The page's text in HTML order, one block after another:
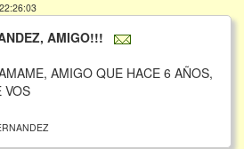
AMIGO!!!
AMIGO QUE HACE 6 AÑOS,
VOS